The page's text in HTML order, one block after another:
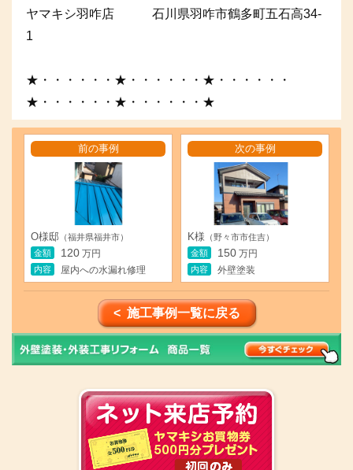
ヤマキシ羽咋店 石川県羽咋市鶴多町五石高34-
1
★・・・・・・★・・・・・・★・・・・・・
★・・・・・・★・・・・・・★
前の事例
O様邸 （福井県福井市）
金額
120 万円
内容
屋内への水漏れ修理
次の事例
K様 （野々市市住吉）
金額
150 万円
内容
外壁塗装
< 施工事例一覧に戻る